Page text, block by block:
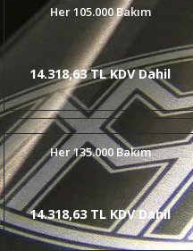
Her 105.000 Bakım
14.318,63 TL KDV Dahil
Her 135.000 Bakım
14.318,63 TL KDV Dahil